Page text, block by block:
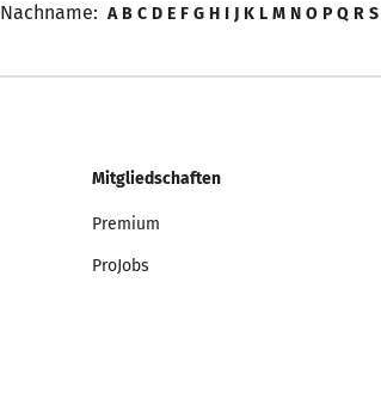
Nachname: A B C D E F G H I J K L M N O P Q R S
Mitgliedschaften
Premium
ProJobs